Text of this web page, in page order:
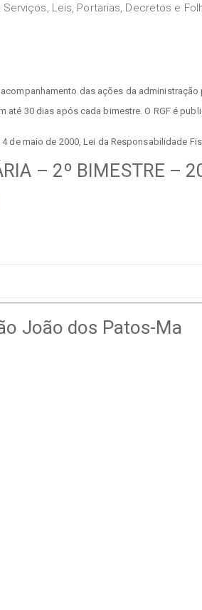
Leis, Portarias, Decretos e
das ações da
30 dias após cada bimestre. O RGF é
4 de maio de 2000, Lei da Responsabilidade
– 2º BIMESTRE –
João dos Patos-Ma